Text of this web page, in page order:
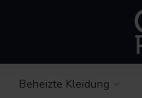
Beheizte Kleidung